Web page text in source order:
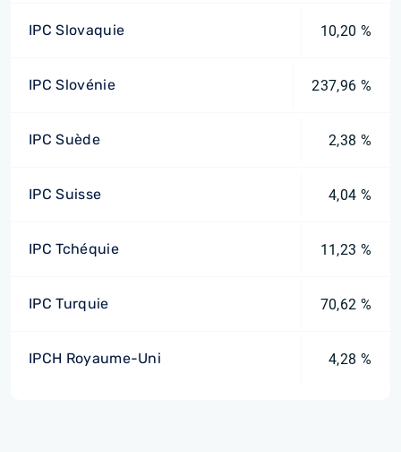
IPC Slovaquie 10,20 %
IPC Slovénie 237,96 %
IPC Suède 2,38 %
IPC Suisse 4,04 %
IPC Tchéquie 11,23 %
IPC Turquie 70,62 %
IPCH Royaume-Uni 4,28 %